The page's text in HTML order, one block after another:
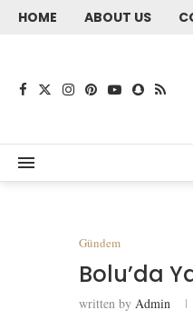
HOME ABOUT US
Gündem
Bolu’da
written by Admin